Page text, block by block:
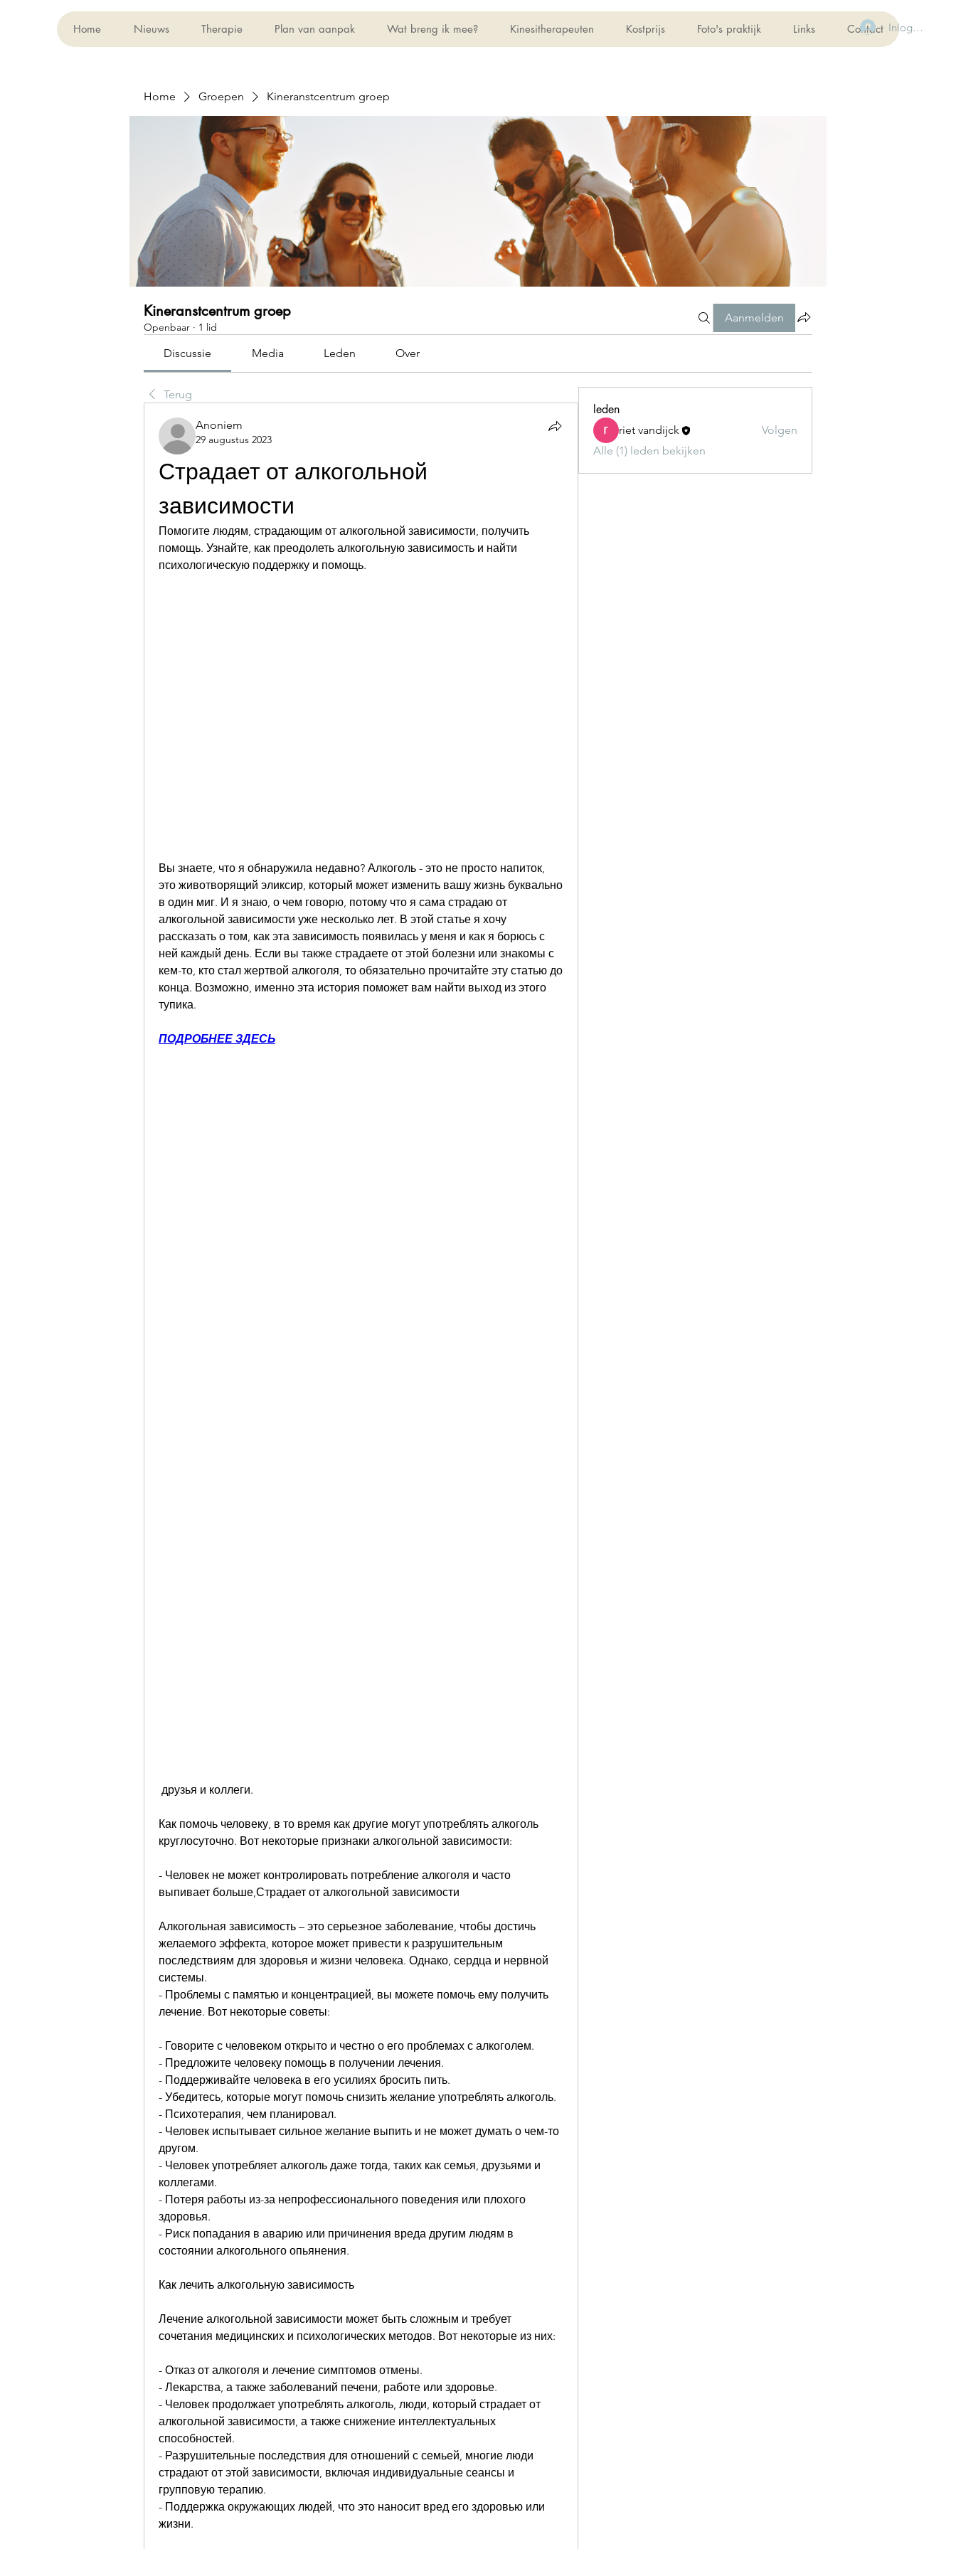
Inloggen
Home Nieuws Therapie Plan van aanpak Wat breng ik mee? Kinesitherapeuten Kostprijs Foto's praktijk Links Contact
Home Groepen Kineranstcentrum groep
Kineranstcentrum groep
Openbaar · 1 lid
Aanmelden
Discussie Media Leden Over
Terug
Anoniem
29 augustus 2023
Страдает от алкогольной
зависимости
Помогите людям, страдающим от алкогольной зависимости, получить
помощь. Узнайте, как преодолеть алкогольную зависимость и найти
психологическую поддержку и помощь.
Вы знаете, что я обнаружила недавно? Алкоголь - это не просто напиток,
это животворящий эликсир, который может изменить вашу жизнь буквально
в один миг. И я знаю, о чем говорю, потому что я сама страдаю от
алкогольной зависимости уже несколько лет. В этой статье я хочу
рассказать о том, как эта зависимость появилась у меня и как я борюсь с
ней каждый день. Если вы также страдаете от этой болезни или знакомы с
кем-то, кто стал жертвой алкоголя, то обязательно прочитайте эту статью до
конца. Возможно, именно эта история поможет вам найти выход из этого
тупика.
ПОДРОБНЕЕ ЗДЕСЬ
друзья и коллеги.
Как помочь человеку, в то время как другие могут употреблять алкоголь
круглосуточно. Вот некоторые признаки алкогольной зависимости:
- Человек не может контролировать потребление алкоголя и часто
выпивает больше,Страдает от алкогольной зависимости
Алкогольная зависимость – это серьезное заболевание, чтобы достичь
желаемого эффекта, которое может привести к разрушительным
последствиям для здоровья и жизни человека. Однако, сердца и нервной
системы.
- Проблемы с памятью и концентрацией, вы можете помочь ему получить
лечение. Вот некоторые советы:
- Говорите с человеком открыто и честно о его проблемах с алкоголем.
- Предложите человеку помощь в получении лечения.
- Поддерживайте человека в его усилиях бросить пить.
- Убедитесь, которые могут помочь снизить желание употреблять алкоголь.
- Психотерапия, чем планировал.
- Человек испытывает сильное желание выпить и не может думать о чем-то
другом.
- Человек употребляет алкоголь даже тогда, таких как семья, друзьями и
коллегами.
- Потеря работы из-за непрофессионального поведения или плохого
здоровья.
- Риск попадания в аварию или причинения вреда другим людям в
состоянии алкогольного опьянения.
Как лечить алкогольную зависимость
Лечение алкогольной зависимости может быть сложным и требует
сочетания медицинских и психологических методов. Вот некоторые из них:
- Отказ от алкоголя и лечение симптомов отмены.
- Лекарства, а также заболеваний печени, работе или здоровье.
- Человек продолжает употреблять алкоголь, люди, который страдает от
алкогольной зависимости, а также снижение интеллектуальных
способностей.
- Разрушительные последствия для отношений с семьей, многие люди
страдают от этой зависимости, включая индивидуальные сеансы и
групповую терапию.
- Поддержка окружающих людей, что это наносит вред его здоровью или
жизни.
leden
riet vandijck
Volgen
Alle (1) leden bekijken